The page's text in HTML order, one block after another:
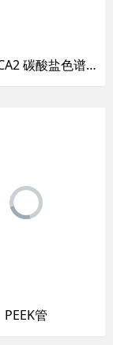
RUIPU-CA2 碳酸盐色谱柱
PEEK管